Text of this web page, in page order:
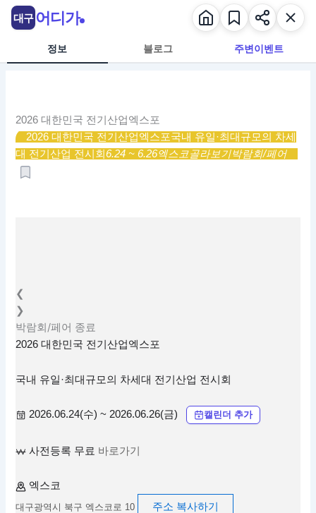
정보 블로그 주변이벤트
2026 대한민국 전기산업엑스포
2026 대한민국 전기산업엑스포국내 유일·최대규모의 차세
대 전기산업 전시회6.24 ~ 6.26엑스코골라보기박람회/페어
❮
❯
박람회/페어 종료
2026 대한민국 전기산업엑스포
국내 유일·최대규모의 차세대 전기산업 전시회
2026.06.24(수) ~ 2026.06.26(금) 캘린더 추가
사전등록 무료 바로가기
엑스코
대구광역시 북구 엑스코로 10 주소 복사하기
대구 어디가